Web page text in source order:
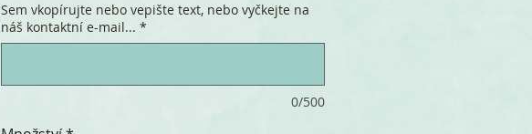
Sem vkopírujte nebo vepište text, nebo vyčkejte na
náš kontaktní e-mail... *
0/500